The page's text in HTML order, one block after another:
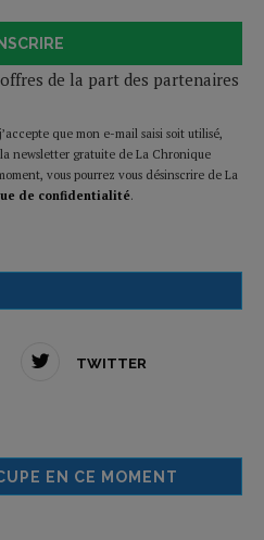
de la part des partenaires
que mon e-mail saisi soit utilisé,
newsletter gratuite de La Chronique
vous pourrez vous désinscrire de La
de confidentialité.
TWITTER
EN CE MOMENT